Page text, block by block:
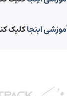
اینجاکلیک